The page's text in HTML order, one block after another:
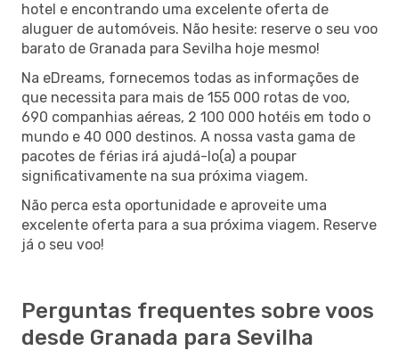
hotel e encontrando uma excelente oferta de
aluguer de automóveis. Não hesite: reserve o seu voo
barato de Granada para Sevilha hoje mesmo!
Na eDreams, fornecemos todas as informações de
que necessita para mais de 155 000 rotas de voo,
690 companhias aéreas, 2 100 000 hotéis em todo o
mundo e 40 000 destinos. A nossa vasta gama de
pacotes de férias irá ajudá-lo(a) a poupar
significativamente na sua próxima viagem.
Não perca esta oportunidade e aproveite uma
excelente oferta para a sua próxima viagem. Reserve
já o seu voo!
Perguntas frequentes sobre voos
desde Granada para Sevilha